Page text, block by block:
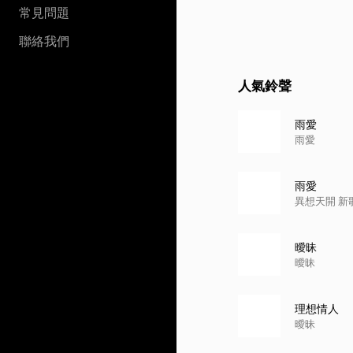
常見問題
聯絡我們
人氣鈴聲
雨愛
雨愛
雨愛
異想天開 新
曖昧
曖昧
理想情人
曖昧